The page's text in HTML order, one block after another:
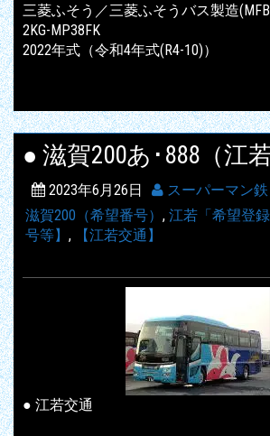
三菱ふそう／三菱ふそうバス製造
2KG-MP38FK
2022年式（令和4年式(R4-10)）
● 滋賀200あ･888（江
2023年6月26日
スーパーマン鉄
滋賀200（希望番号） , 江若「希望登録
号等】 , 【江若交通】
● 江若交通